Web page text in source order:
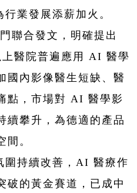
業發展添薪加火。
聯合發文，明確提出
醫院普遍應用 AI 醫學
國內影像醫生短缺、醫
點，市場對 AI 醫學影
續攀升，為德適的產品
間。
圍持續改善，AI 醫療作
破的黃金賽道，已成中